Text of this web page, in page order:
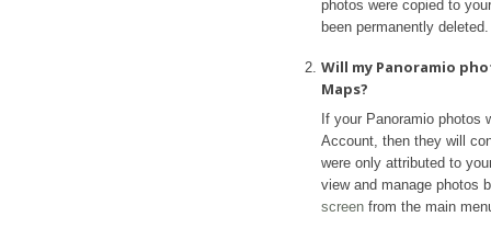
photos were copied to
been permanently deleted.
Will my Panoramio
Maps?
If your Panoramio photos
Account, then they will
were only attributed to
view and manage photos
screen from the main